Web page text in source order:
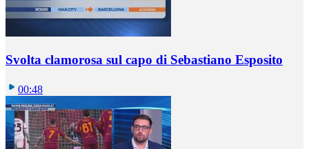
Svolta clamorosa sul capo di Sebastiano Esposito
00:48